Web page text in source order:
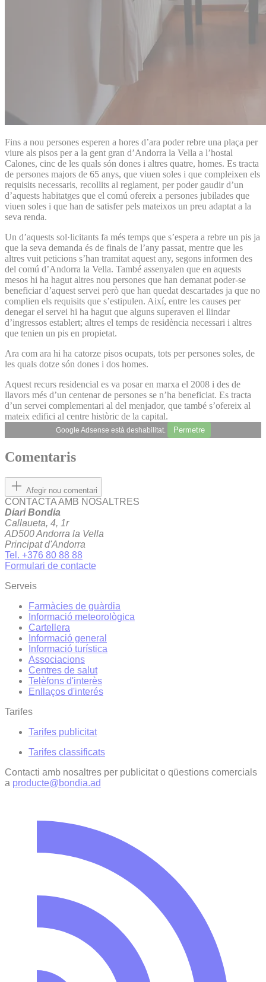
Fins a nou persones esperen a hores d’ara poder rebre una plaça per
viure als pisos per a la gent gran d’Andorra la Vella a l’hostal
Calones, cinc de les quals són dones i altres quatre, homes. Es tracta
de persones majors de 65 anys, que viuen soles i que compleixen els
requisits necessaris, recollits al reglament, per poder gaudir d’un
d’aquests habitatges que el comú ofereix a persones jubilades que
viuen soles i que han de satisfer pels mateixos un preu adaptat a la
seva renda.
Un d’aquests sol·licitants fa més temps que s’espera a rebre un pis ja
que la seva demanda és de finals de l’any passat, mentre que les
altres vuit peticions s’han tramitat aquest any, segons informen des
del comú d’Andorra la Vella. També assenyalen que en aquests
mesos hi ha hagut altres nou persones que han demanat poder-se
beneficiar d’aquest servei però que han quedat descartades ja que no
complien els requisits que s’estipulen. Així, entre les causes per
denegar el servei hi ha hagut que alguns superaven el llindar
d’ingressos establert; altres el temps de residència necessari i altres
que tenien un pis en propietat.
Ara com ara hi ha catorze pisos ocupats, tots per persones soles, de
les quals dotze són dones i dos homes.
Aquest recurs residencial es va posar en marxa el 2008 i des de
llavors més d’un centenar de persones se n’ha beneficiat. Es tracta
d’un servei complementari al del menjador, que també s’ofereix al
mateix edifici al centre històric de la capital.
Google Adsense està deshabilitat. Permetre
Comentaris
Afegir nou comentari
CONTACTA AMB NOSALTRES
Diari Bondia
Callaueta, 4, 1r
AD500 Andorra la Vella
Principat d'Andorra
Tel. +376 80 88 88
Formulari de contacte
Serveis
Farmàcies de guàrdia
Informació meteorològica
Cartellera
Informació general
Informació turística
Associacions
Centres de salut
Telèfons d'interès
Enllaços d'interés
Tarifes
Tarifes publicitat
Tarifes classificats
Contacti amb nosaltres per publicitat o qüestions comercials
a producte@bondia.ad